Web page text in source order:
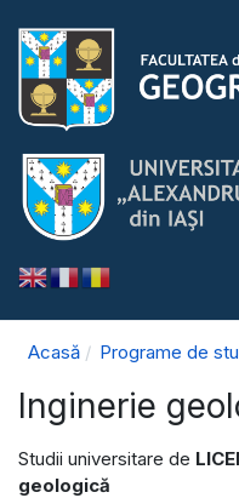
Acasă Programe de
Inginerie
Studii universitare de
geologică